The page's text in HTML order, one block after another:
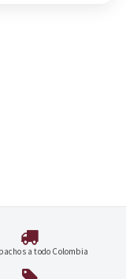
a todo Colombia